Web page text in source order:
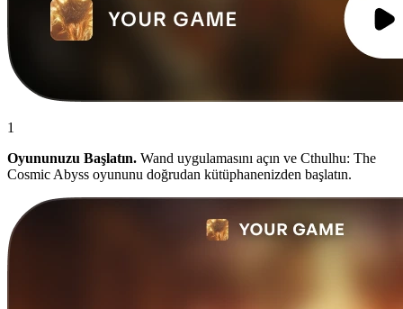
1
Oyununuzu Başlatın. Wand uygulamasını açın ve Cthulhu: The
Cosmic Abyss oyununu doğrudan kütüphanenizden başlatın.